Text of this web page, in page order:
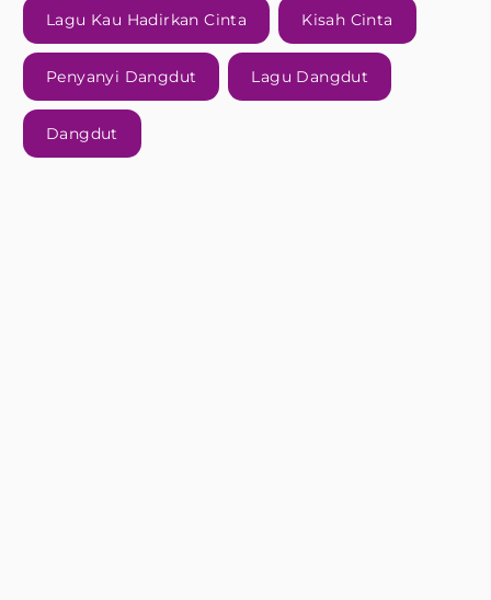
Lagu Kau Hadirkan Cinta Kisah Cinta
Penyanyi Dangdut Lagu Dangdut
Dangdut